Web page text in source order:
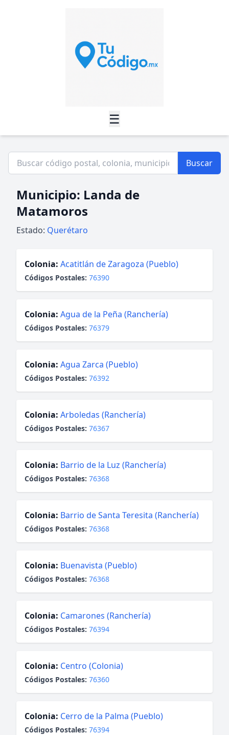
☰
Buscar
Municipio: Landa de
Matamoros
Estado: Querétaro
Colonia: Acatitlán de Zaragoza (Pueblo)
Códigos Postales: 76390
Colonia: Agua de la Peña (Ranchería)
Códigos Postales: 76379
Colonia: Agua Zarca (Pueblo)
Códigos Postales: 76392
Colonia: Arboledas (Ranchería)
Códigos Postales: 76367
Colonia: Barrio de la Luz (Ranchería)
Códigos Postales: 76368
Colonia: Barrio de Santa Teresita (Ranchería)
Códigos Postales: 76368
Colonia: Buenavista (Pueblo)
Códigos Postales: 76368
Colonia: Camarones (Ranchería)
Códigos Postales: 76394
Colonia: Centro (Colonia)
Códigos Postales: 76360
Colonia: Cerro de la Palma (Pueblo)
Códigos Postales: 76394